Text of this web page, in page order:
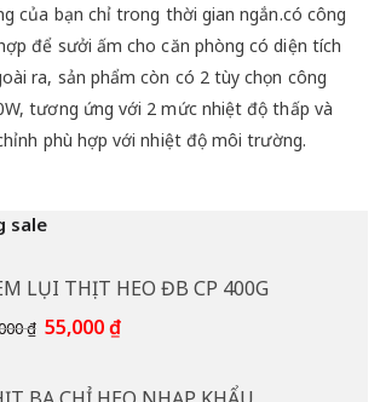
của bạn chỉ trong thời gian ngắn.có công
để sưởi ấm cho căn phòng có diện tích
ra, sản phẩm còn có 2 tùy chọn công
tương ứng với 2 mức nhiệt độ thấp và
phù hợp với nhiệt độ môi trường.
sale
LỤI THỊT HEO ĐB CP 400G
₫ Giá
55,000₫Giá